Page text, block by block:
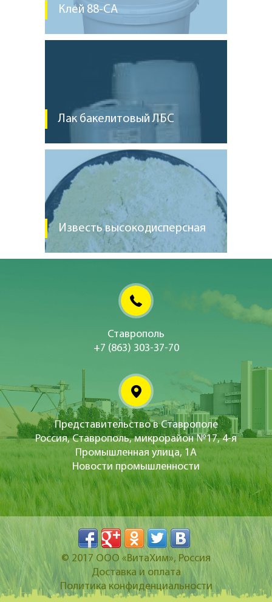
Клей 88-СА
Лак бакелитовый ЛБС
Известь высокодисперсная
Ставрополь
+7 (863) 303-37-70
Представительство в Ставрополе
Россия, Ставрополь, микрорайон №17, 4-я
Промышленная улица, 1А
Новости промышленности
© 2017 ООО «ВитаХим», Россия
Доставка и оплата
Политика конфиденциальности